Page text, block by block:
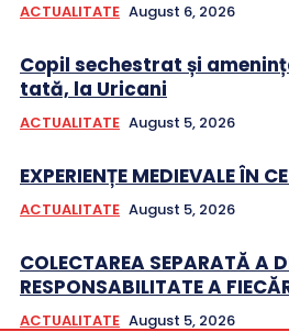
ACTUALITATE August 6, 2026
Copil sechestrat și
tată, la Uricani
ACTUALITATE August 5, 2026
EXPERIENȚE MEDIEVALE ÎN
ACTUALITATE August 5, 2026
COLECTAREA SEPARATĂ A
RESPONSABILITATE A
ACTUALITATE August 5, 2026